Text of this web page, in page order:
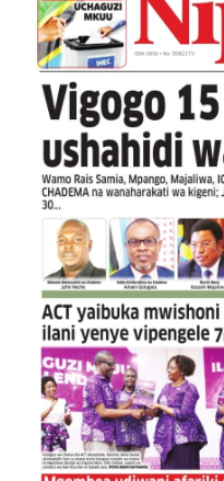
MHANDISI SWEDI:
TEKNOLOJIA YA
WMA YAPONGEZWA
TBS YATOA ELIMU YA
ORIJIN
SERIKALI
WATUHUMIWA ZAIDI
KIONGOZI MSTAAFU
WMA YAMUAHIDI
AJIRA ZAIDI YA 420